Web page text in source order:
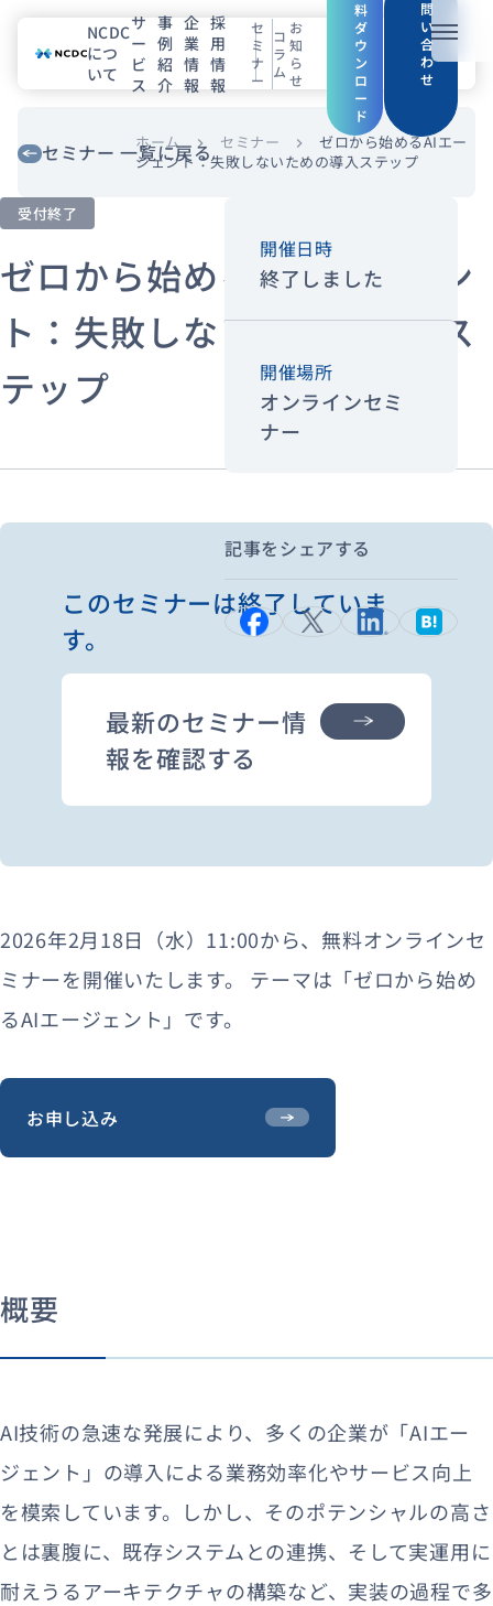
メニュ
NCDCについて
企業情報
セミナー お知らせ
エンジニアブログ（Zenn）
NCDC
につ
いて
サ
ー
ビ
ス
事
例
紹
介
企
業
情
報
採
用
情
報
セ
ミ
ナ
ー
コ
ラ
ム
お
知
ら
せ
料
ダ
ウ
ン
ロ
ー
ド
問
い
合
わ
せ
セミナー 一覧に戻る
ホーム chevron_right セミナー chevron_right
ゼロから始めるAIエー
ジェント：失敗しないための導入ステップ
受付終了
ゼロから始めるAIエージェン
ト：失敗しないための導入ス
テップ
このセミナーは終了していま
す。
最新のセミナー情
報を確認する
2026年2月18日（水）11:00から、無料オンラインセ
ミナーを開催いたします。 テーマは「ゼロから始め
るAIエージェント」です。
お申し込み
概要
AI技術の急速な発展により、多くの企業が「AIエー
ジェント」の導入による業務効率化やサービス向上
を模索しています。しかし、そのポテンシャルの高さ
とは裏腹に、既存システムとの連携、そして実運用に
耐えうるアーキテクチャの構築など、実装の過程で多
開催日時
終了しました
開催場所
オンラインセミ
ナー
記事をシェアする